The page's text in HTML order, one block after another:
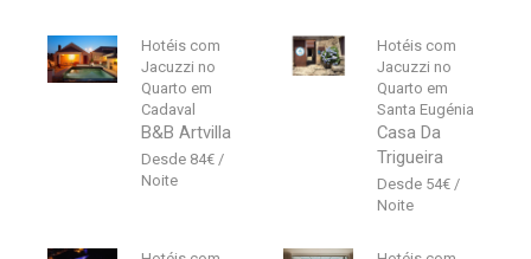
Hotéis com
Jacuzzi no
Quarto em
Cadaval
B&B Artvilla
84€
Hotéis com
Jacuzzi no
Quarto em
Santa Eugénia
Casa Da
Trigueira
54€